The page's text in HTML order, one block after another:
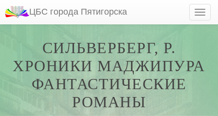
ЦБС города Пятигорска
СИЛЬВЕРБЕРГ, Р.
ХРОНИКИ МАДЖИПУРА
ФАНТАСТИЧЕСКИЕ
РОМАНЫ